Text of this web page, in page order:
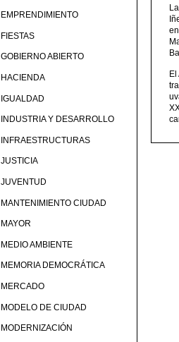
EMPRENDIMIENTO
FIESTAS
GOBIERNO ABIERTO
HACIENDA
IGUALDAD
INDUSTRIA Y DESARROLLO
INFRAESTRUCTURAS
JUSTICIA
JUVENTUD
MANTENIMIENTO CIUDAD
MAYOR
MEDIO AMBIENTE
MEMORIA DEMOCRÁTICA
MERCADO
MODELO DE CIUDAD
MODERNIZACIÓN
El